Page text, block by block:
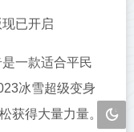
已开启
一款适合平民
冰雪超级变身
获得大量力量。